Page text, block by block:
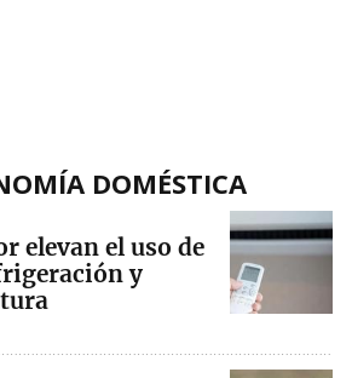
DOMÉSTICA
elevan el uso de
y